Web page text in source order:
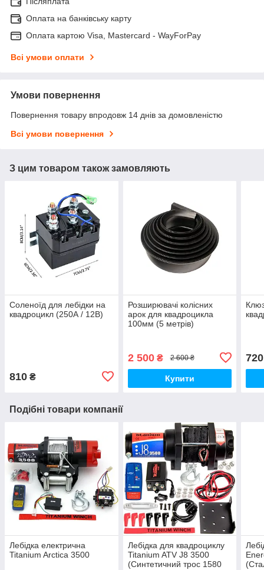
Оплата на банківську карту
Оплата картою Visa, Mastercard - WayForPay
Всі умови оплати
Умови повернення
Повернення товару впродовж 14 днів за домовленістю
Всі умови повернення
З цим товаром також замовляють
Соленоїд для лебідки на
квадроцикл (250А / 12В)
810 ₴
Розширювачі колісних
арок для квадроцикла
100мм (5 метрів)
2 500₴ 2 600 ₴
Купити
720
Подібні товари компанії
Лебідка електрична
Titanium Arctica 3500
Лебідка для квадроциклу
Titanium ATV J8 3500
(Синтетичний трос 1580